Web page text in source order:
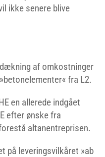
ikke senere blive
dækning af omkostninger
fra L2.
en allerede indgået
efter ønske fra
altanentreprisen.
på leveringsvilkåret »ab